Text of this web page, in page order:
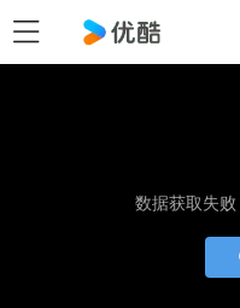
数据获取失